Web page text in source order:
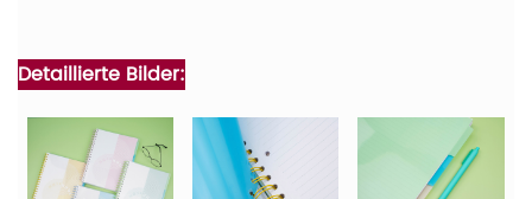
Detaillierte Bilder: